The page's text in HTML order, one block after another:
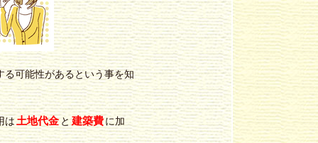
る可能性があるという事を知
は 土地代金 と 建築費に加